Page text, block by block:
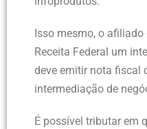
Isso mesmo, o
Receita Federal um
deve emitir nota fiscal
intermediação de
É possível tributar em